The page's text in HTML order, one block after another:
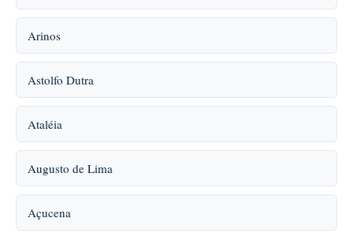
Arinos
Astolfo Dutra
Ataléia
Augusto de Lima
Açucena